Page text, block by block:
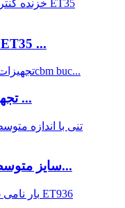
خلبان هیدرولیک 3.5 تن ET35 ...
تجهیزات ساختمانی سنگین ...
ELITE 3ton سایز متوسط ​​1.8 متر...